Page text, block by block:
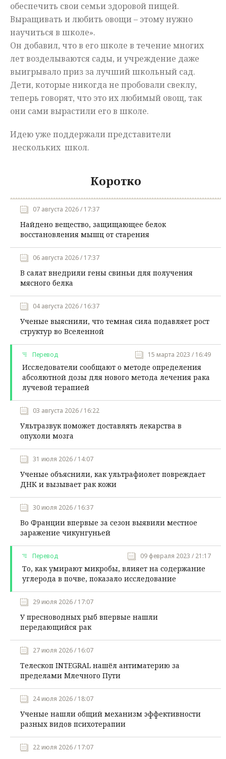
обеспечить свои семьи здоровой пищей.
Выращивать и любить овощи – этому нужно
научиться в школе».
Он добавил, что в его школе в течение многих
лет возделываются сады, и учреждение даже
выигрывало приз за лучший школьный сад.
Дети, которые никогда не пробовали свеклу,
теперь говорят, что это их любимый овощ, так
они сами вырастили его в школе.
Идею уже поддержали представители
нескольких школ.
Коротко
07 августа 2026 / 17:37
Найдено вещество, защищающее белок
восстановления мышц от старения
06 августа 2026 / 17:37
В салат внедрили гены свиньи для получения
мясного белка
04 августа 2026 / 16:37
Ученые выяснили, что темная сила подавляет рост
структур во Вселенной
Перевод 15 марта 2023 / 16:49
Исследователи сообщают о методе определения
абсолютной дозы для нового метода лечения рака
лучевой терапией
03 августа 2026 / 16:22
Ультразвук поможет доставлять лекарства в
опухоли мозга
31 июля 2026 / 14:07
Ученые объяснили, как ультрафиолет повреждает
ДНК и вызывает рак кожи
30 июля 2026 / 16:37
Во Франции впервые за сезон выявили местное
заражение чикунгуньей
Перевод 09 февраля 2023 / 21:17
То, как умирают микробы, влияет на содержание
углерода в почве, показало исследование
29 июля 2026 / 17:07
У пресноводных рыб впервые нашли
передающийся рак
27 июля 2026 / 16:07
Телескоп INTEGRAL нашёл антиматерию за
пределами Млечного Пути
24 июля 2026 / 18:07
Ученые нашли общий механизм эффективности
разных видов психотерапии
22 июля 2026 / 17:07